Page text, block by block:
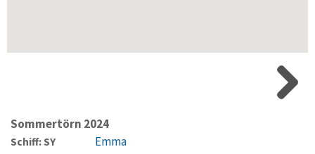
Sommertörn 2024
Schiff: SY Emma